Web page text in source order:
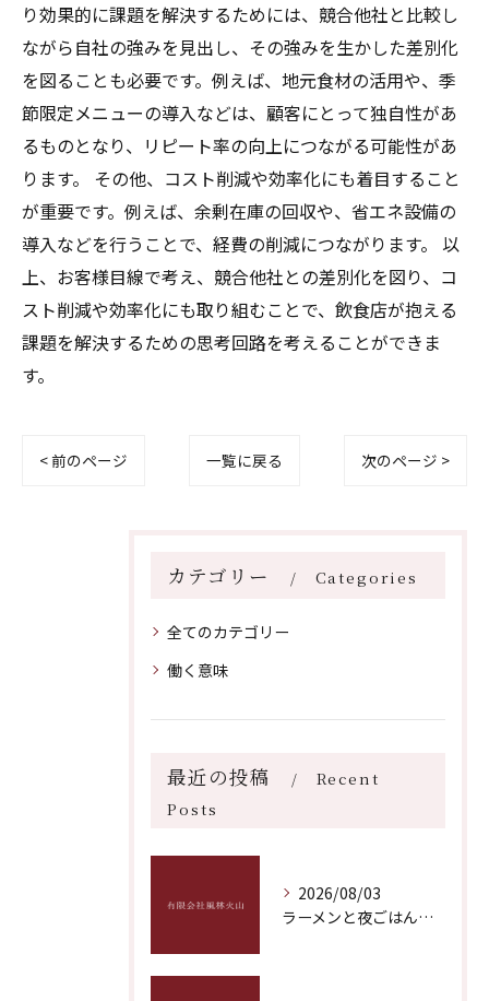
り効果的に課題を解決するためには、競合他社と比較し
ながら自社の強みを見出し、その強みを生かした差別化
を図ることも必要です。例えば、地元食材の活用や、季
節限定メニューの導入などは、顧客にとって独自性があ
るものとなり、リピート率の向上につながる可能性があ
ります。 その他、コスト削減や効率化にも着目すること
が重要です。例えば、余剰在庫の回収や、省エネ設備の
導入などを行うことで、経費の削減につながります。 以
上、お客様目線で考え、競合他社との差別化を図り、コ
スト削減や効率化にも取り組むことで、飲食店が抱える
課題を解決するための思考回路を考えることができま
す。
< 前のページ 一覧に戻る 次のページ >
カテゴリー Categories
全てのカテゴリー
働く意味
最近の投稿
Recent
Posts
2026/08/03
ラーメンと夜ごはんに最適な福岡県福岡市博多区飯塚市おすすめ深夜営業ガイド